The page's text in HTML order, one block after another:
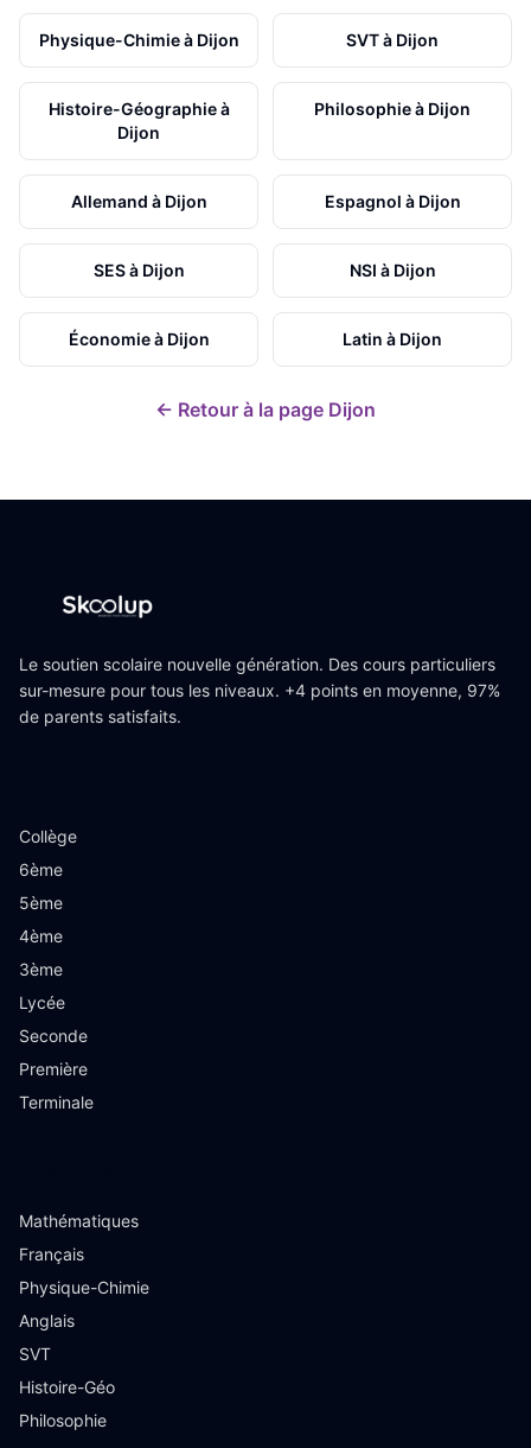
Physique-Chimieà Dijon SVTà Dijon
Histoire-Géographieà
Dijon
Philosophieà Dijon
Allemand à Dijon Espagnol à Dijon
SESà Dijon NSI à Dijon
Économieà Dijon Latin à Dijon
← Retour à la page Dijon
Le soutien scolaire nouvelle génération. Des cours particuliers
sur-mesure pour tous les niveaux. +4 points en moyenne, 97%
de parents satisfaits.
Collège
6ème
5ème
4ème
3ème
Lycée
Seconde
Première
Terminale
Mathématiques
Français
Physique-Chimie
Anglais
SVT
Histoire-Géo
Philosophie